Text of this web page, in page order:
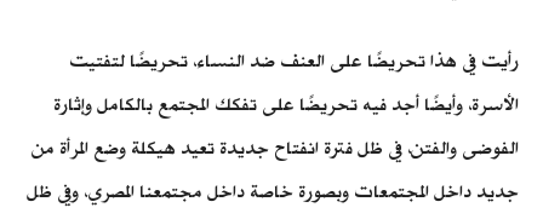
رأيت في هذا تحريضًا على العنف ضد النساء، تحريضًا لتفتيت
الأسرة، وأيضًا أجد فيه تحريضًا على تفكك المجتمع بالكامل وإثارة
الفوضى والفتن، في ظل فترة انفتاح جديدة تعيد هيكلة وضع المرأة من
جديد داخل المجتمعات وبصورة خاصة داخل مجتمعنا المصري، وفي ظل